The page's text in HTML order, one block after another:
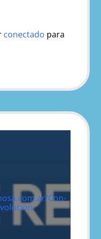
conectado para
Con-